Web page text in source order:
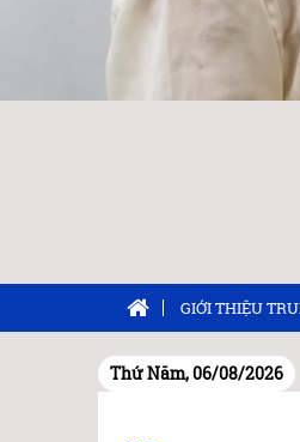
GIỚI THIỆU
Thứ Năm, 06/08/2026